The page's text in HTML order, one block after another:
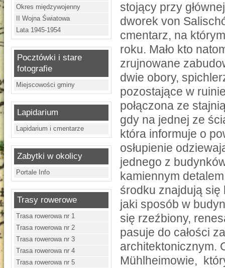
Okres międzywojenny
II Wojna Światowa
Lata 1945-1954
Pocztówki i stare
fotografie
Miejscowości gminy
Lapidarium
Lapidarium i cmentarze
Zabytki w okolicy
Portale Info
Trasy rowerowe
Trasa rowerowa nr 1
Trasa rowerowa nr 2
Trasa rowerowa nr 3
Trasa rowerowa nr 4
Trasa rowerowa nr 5
stojący przy
dworek von
cmentarz, na
roku. Mało kto
zrujnowane
dwie obory,
pozostające w
połączona ze
gdy na jednej ze
która informuje o
osłupienie
jednego z
kamiennym
środku znajdują się
jaki sposób w
się rzeźbiony,
pasuje do całości
architektonicznym.
Mühlheimowie,